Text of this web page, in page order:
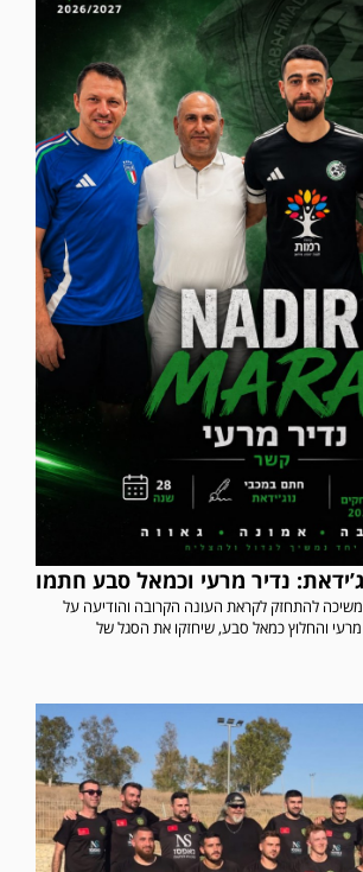
נדיר מרעי וכמאל סבע חתמו
להתחזק לקראת העונה הקרובה והודיעה על
והחלוץ כמאל סבע, שיחזקו את הסגל של